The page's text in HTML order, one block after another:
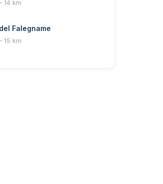
14 km
Falegname
15 km